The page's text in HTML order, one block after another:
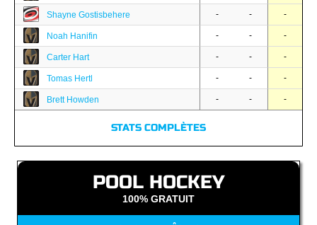
Shayne Gostisbehere - - -
Noah Hanifin - - -
Carter Hart - - -
Tomas Hertl - - -
Brett Howden - - -
STATS COMPLÈTES
POOL HOCKEY
100% GRATUIT